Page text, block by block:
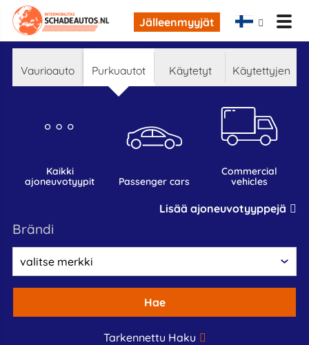
Jälleenmyyjät
Vaurioauto Purkuautot Käytetyt Käytettyjen
kaikki
ajoneuvotyypit
passenger cars
commercial
vehicles
Lisää ajoneuvotyyppejä
Brändi
Hae
Tarkennettu Haku